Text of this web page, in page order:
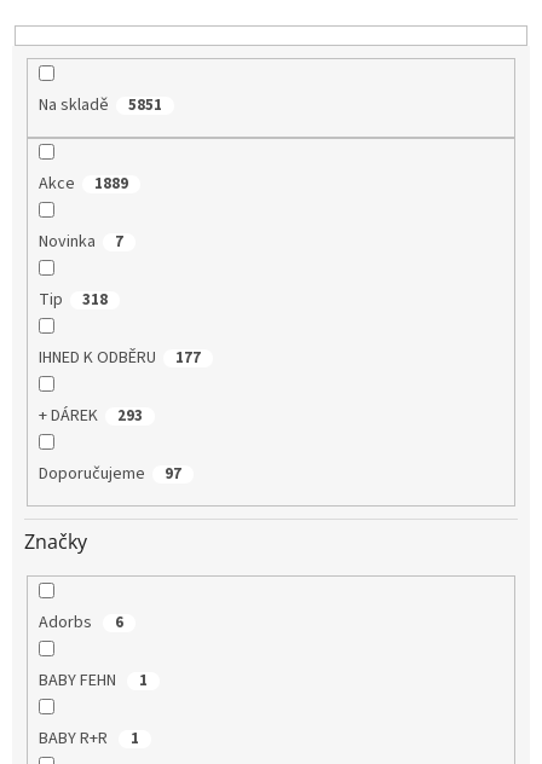
k
t
Na skladě 5851
Akce 1889
Novinka 7
Tip 318
IHNED K ODBĚRU 177
+ DÁREK 293
Doporučujeme 97
Značky
Adorbs 6
BABY FEHN 1
BABY R+R 1